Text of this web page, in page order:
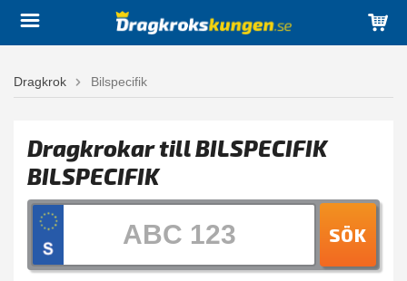
Dragkrok Bilspecifik
Dragkrokar till BILSPECIFIK
BILSPECIFIK
SÖK